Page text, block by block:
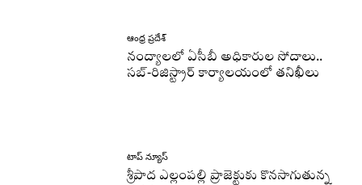
ఆంధ్ర ప్రదేశ్
నంద్యాలలో ఏసీబీ అధికారుల సోదాలు..
సబ్-రిజిస్ట్రార్ కార్యాలయంలో తనిఖీలు
టాప్ న్యూస్
శ్రీపాద ఎల్లంపల్లి ప్రాజెక్టుకు కొనసాగుతున్న